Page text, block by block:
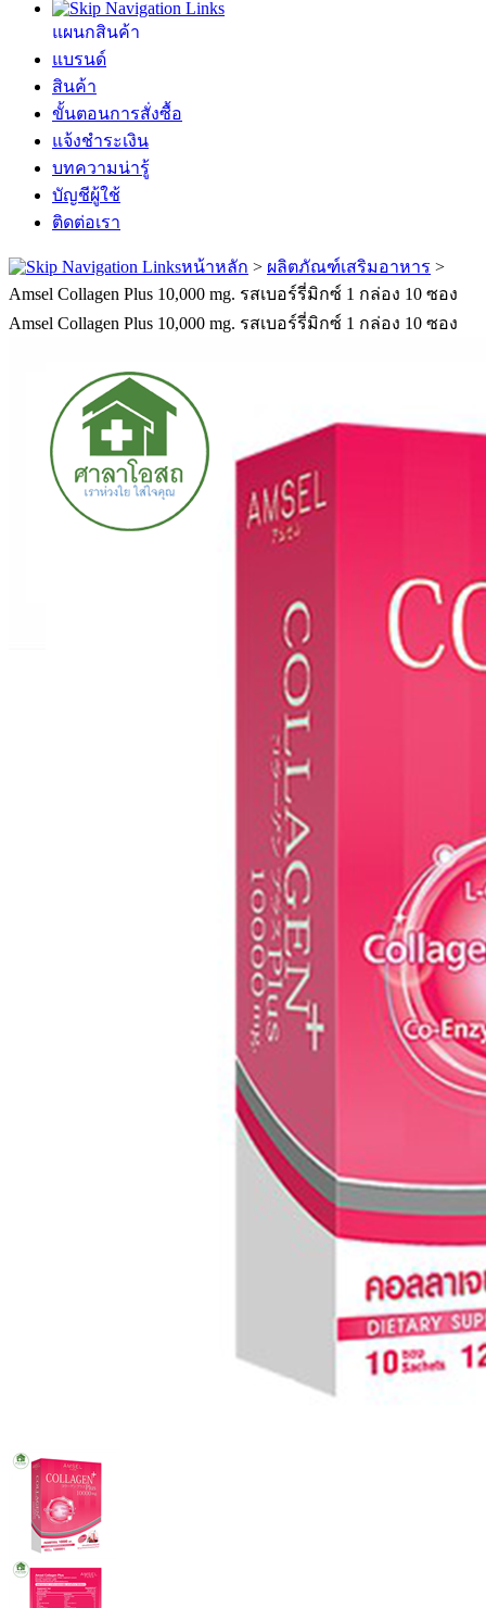
แผนกสินค้า
แบรนด์
สินค้า
ขั้นตอนการสั่งซื้อ
แจ้งชำระเงิน
บทความน่ารู้
บัญชีผู้ใช้
ติดต่อเรา
หน้าหลัก > ผลิตภัณฑ์เสริมอาหาร >
Amsel Collagen Plus 10,000 mg. รสเบอร์รี่มิกซ์ 1 กล่อง 10 ซอง
Amsel Collagen Plus 10,000 mg. รสเบอร์รี่มิกซ์ 1 กล่อง 10 ซอง